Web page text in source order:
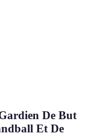
De But
Et De